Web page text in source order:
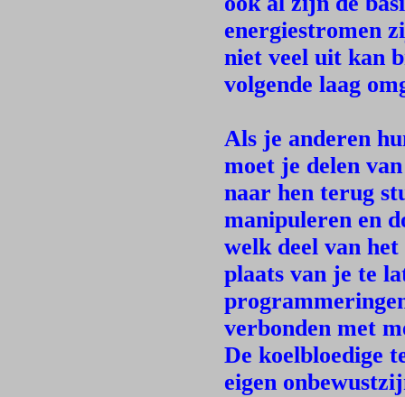
energiestromen
niet veel uit kan
volgende laag
Als je anderen
moet je delen
naar hen terug
manipuleren en
welk deel van
plaats van je te
verbonden met
De koelbloedige
eigen